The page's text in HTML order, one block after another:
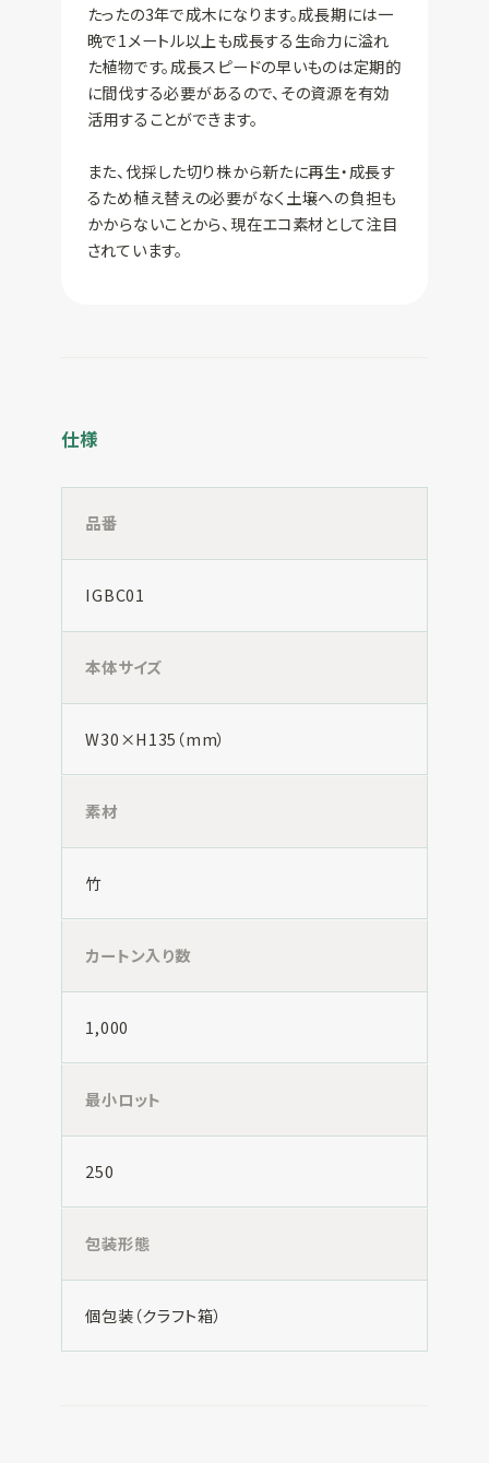
たったの3年で成木になります。成長期には一
晩で1メートル以上も成長する生命力に溢れ
た植物です。成長スピードの早いものは定期的
に間伐する必要があるので、その資源を有効
活用することができます。
また、伐採した切り株から新たに再生・成長す
るため植え替えの必要がなく土壌への負担も
かからないことから、現在エコ素材として注目
されています。
仕様
品番
IGBC01
本体サイズ
W30×H135（mm）
素材
竹
カートン入り数
1,000
最小ロット
250
包装形態
個包装（クラフト箱）